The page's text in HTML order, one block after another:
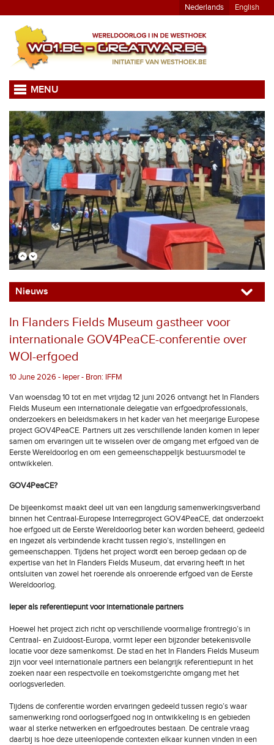
Nederlands English
MENU
Nieuws
In Flanders Fields Museum gastheer voor
internationale GOV4PeaCE-conferentie over
WOI-erfgoed
10 June 2026 - Ieper - Bron: IFFM
Van woensdag 10 tot en met vrijdag 12 juni 2026 ontvangt het In Flanders
Fields Museum een internationale delegatie van erfgoedprofessionals,
onderzoekers en beleidsmakers in het kader van het meerjarige Europese
project GOV4PeaCE. Partners uit zes verschillende landen komen in Ieper
samen om ervaringen uit te wisselen over de omgang met erfgoed van de
Eerste Wereldoorlog en om een gemeenschappelijk bestuursmodel te
ontwikkelen.
GOV4PeaCE?
De bijeenkomst maakt deel uit van een langdurig samenwerkingsverband
binnen het Centraal-Europese Interregproject GOV4PeaCE, dat onderzoekt
hoe erfgoed uit de Eerste Wereldoorlog beter kan worden beheerd, gedeeld
en ingezet als verbindende kracht tussen regio’s, instellingen en
gemeenschappen. Tijdens het project wordt een beroep gedaan op de
expertise van het In Flanders Fields Museum, dat ervaring heeft in het
ontsluiten van zowel het roerende als onroerende erfgoed van de Eerste
Wereldoorlog.
Ieper als referentiepunt voor internationale partners
Hoewel het project zich richt op verschillende voormalige frontregio’s in
Centraal- en Zuidoost-Europa, vormt Ieper een bijzonder betekenisvolle
locatie voor deze samenkomst. De stad en het In Flanders Fields Museum
zijn voor veel internationale partners een belangrijk referentiepunt in het
zoeken naar een respectvolle en toekomstgerichte omgang met het
oorlogsverleden.
Tijdens de conferentie worden ervaringen gedeeld tussen regio’s waar
samenwerking rond oorlogserfgoed nog in ontwikkeling is en gebieden
waar al sterke netwerken en erfgoedroutes bestaan. De centrale vraag
daarbij is hoe deze uiteenlopende contexten elkaar kunnen vinden in een